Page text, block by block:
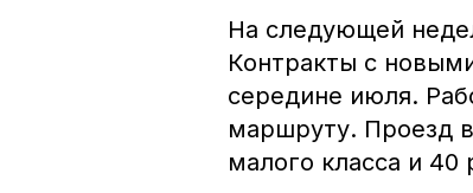
На следующей
Контракты с
середине июля.
маршруту. Проезд
малого класса и 40